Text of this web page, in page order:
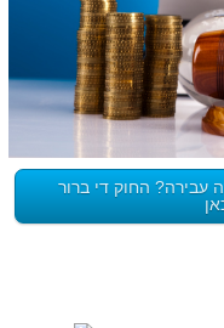
עבירה? החוק די ברור